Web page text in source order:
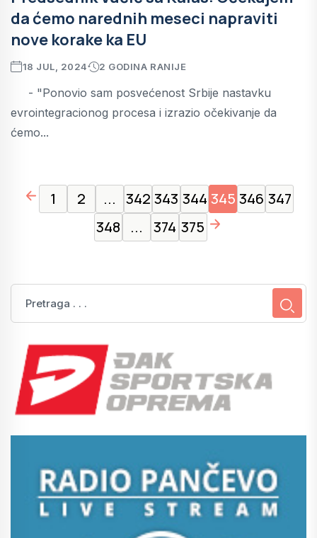
da ćemo narednih meseci napraviti
nove korake ka EU
18 JUL, 2024 2 GODINA RANIJE
- "Ponovio sam posvećenost Srbije nastavku
evrointegracionog procesa i izrazio očekivanje da
ćemo...
page left arrow
1 2 ... 342 343 344 345 346 347
348
... 374 375